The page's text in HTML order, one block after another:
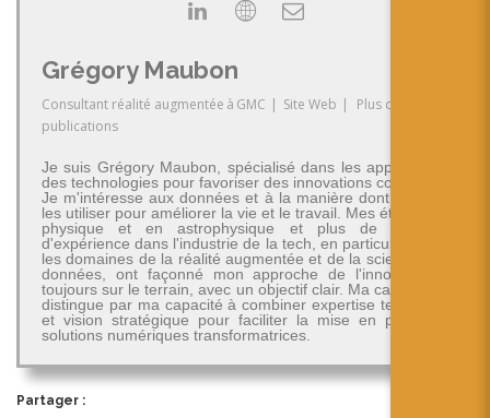
Grégory Maubon
Consultant réalité augmentée à GMC | Site Web |
Plus de
publications
Je suis Grégory Maubon, spécialisé dans les applications
des technologies pour favoriser des innovations concrètes.
Je m'intéresse aux données et à la manière dont on peut
les utiliser pour améliorer la vie et le travail. Mes études en
physique et en astrophysique et plus de 30 ans
d'expérience dans l'industrie de la tech, en particulier dans
les domaines de la réalité augmentée et de la science des
données, ont façonné mon approche de l'innovation -
toujours sur le terrain, avec un objectif clair. Ma carrière se
distingue par ma capacité à combiner expertise technique
et vision stratégique pour faciliter la mise en place de
solutions numériques transformatrices.
Partager :